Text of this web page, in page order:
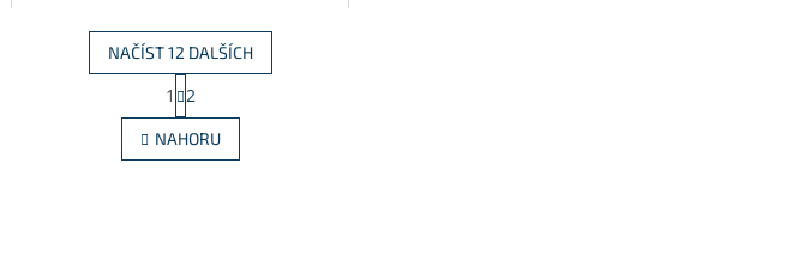
O
v
l
NAČÍST 12 DALŠÍCH
S
t
r
á
n
1 2
NAHORU